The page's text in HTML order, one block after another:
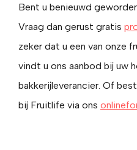
Bent u benieuwd
Vraag dan gerust gratis
zeker dat u een van onze
vindt u ons aanbod bij uw
bakkerijleverancier. Of
bij Fruitlife via ons